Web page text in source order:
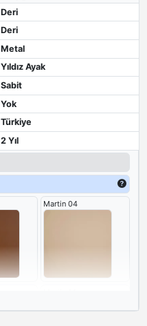
Deri
Deri
Metal
Yıldız Ayak
Sabit
Yok
Türkiye
2 Yıl
Martin 04